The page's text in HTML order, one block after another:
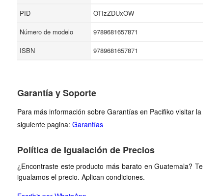
PID
OTIzZDUxOW
Número de modelo
9789681657871
ISBN
9789681657871
Garantía y Soporte
Para más información sobre Garantías en Pacifiko visitar la
siguiente pagina: Garantías
Política de Igualación de Precios
¿Encontraste este producto más barato en Guatemala? Te
igualamos el precio. Aplican condiciones.